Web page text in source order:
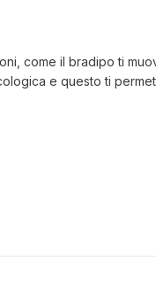
come il bradipo ti
e questo ti